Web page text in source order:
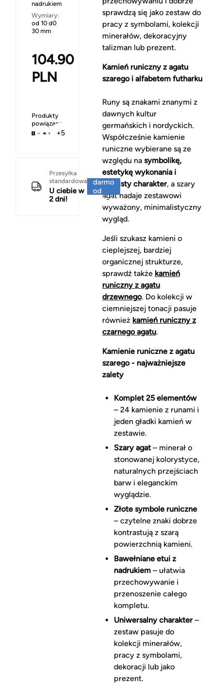
nadrukiem
Wymiary:
od 10 d0
30 mm
104.90
PLN
Produkty
powiązane
+5
Przesyłka
standardowa
U ciebie w
2 dni!
darmo
od
150 zł
sprawdzą się jako zestaw do
pracy z symbolami, kolekcji
minerałów, dekoracyjny
talizman lub prezent.
Kamień runiczny z agatu
szarego i alfabetem futharku
Runy są znakami znanymi z
dawnych kultur
germańskich i nordyckich.
Współcześnie kamienie
runiczne wybierane są ze
względu na symbolikę,
estetykę wykonania i
osobisty charakter, a szary
agat nadaje zestawowi
wyważony, minimalistyczny
wygląd.
Jeśli szukasz kamieni o
cieplejszej, bardziej
organicznej strukturze,
sprawdź także kamień
runiczny z agatu
drzewnego. Do kolekcji w
ciemniejszej tonacji pasuje
również kamień runiczny z
czarnego agatu.
Kamienie runiczne z agatu
szarego - najważniejsze
zalety
Komplet 25 elementów
– 24 kamienie z runami i
jeden gładki kamień w
zestawie.
Szary agat– minerał o
stonowanej kolorystyce,
naturalnych przejściach
barw i eleganckim
wyglądzie.
Złote symbole runiczne
– czytelne znaki dobrze
kontrastują z szarą
powierzchnią kamieni.
Bawełniane etui z
nadrukiem– ułatwia
przechowywanie i
przenoszenie całego
kompletu.
Uniwersalny charakter–
zestaw pasuje do
kolekcji minerałów,
pracy z symbolami,
dekoracji lub jako
prezent.